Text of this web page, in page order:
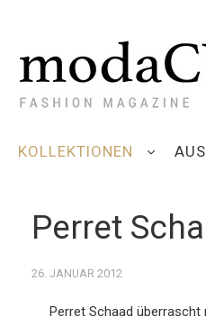
KOLLEKTIONEN
Perret
26. JANUAR 2012
Perret Schaad